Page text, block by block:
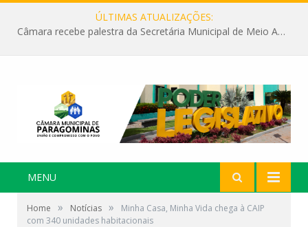
ÚLTIMAS ATUALIZAÇÕES:
Câmara recebe palestra da Secretária Municipal de Meio Ambiente sobre as ações da “SEMANA DO MEIO AMBIENTE”
MENU
Home » Notícias »
Minha Casa, Minha Vida chega à CAIP
com 340 unidades habitacionais